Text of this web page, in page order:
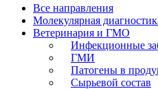
Все направления
Молекулярная
Ветеринария и ГМО
Инфекционные
ГМИ
Патогены в
Сырьевой состав